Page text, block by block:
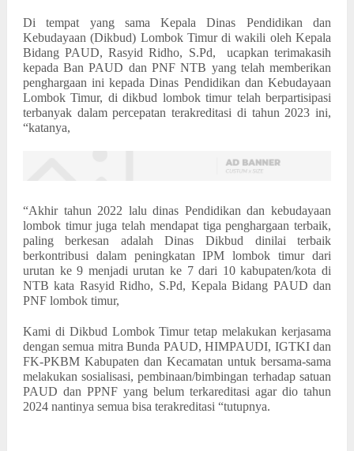
Di tempat yang sama Kepala Dinas Pendidikan dan
Kebudayaan (Dikbud) Lombok Timur di wakili oleh Kepala
Bidang PAUD, Rasyid Ridho, S.Pd,
ucapkan terimakasih
kepada Ban PAUD dan PNF NTB yang telah memberikan
penghargaan ini kepada Dinas Pendidikan dan Kebudayaan
Lombok Timur, di dikbud lombok timur telah berpartisipasi
terbanyak dalam percepatan terakreditasi di tahun 2023 ini,
“katanya,
“Akhir tahun 2022 lalu dinas Pendidikan dan kebudayaan
lombok timur juga telah mendapat tiga penghargaan terbaik,
paling berkesan adalah Dinas Dikbud dinilai terbaik
berkontribusi dalam peningkatan IPM lombok timur dari
urutan ke 9 menjadi urutan ke 7 dari 10 kabupaten/kota di
NTB kata Rasyid Ridho, S.Pd, Kepala Bidang PAUD dan
PNF lombok timur,
Kami di Dikbud Lombok Timur tetap melakukan kerjasama
dengan semua mitra Bunda PAUD, HIMPAUDI, IGTKI dan
FK-PKBM Kabupaten dan Kecamatan untuk bersama-sama
melakukan sosialisasi, pembinaan/bimbingan terhadap satuan
PAUD dan PPNF yang belum terkareditasi agar dio tahun
2024 nantinya semua bisa terakreditasi “tutupnya.